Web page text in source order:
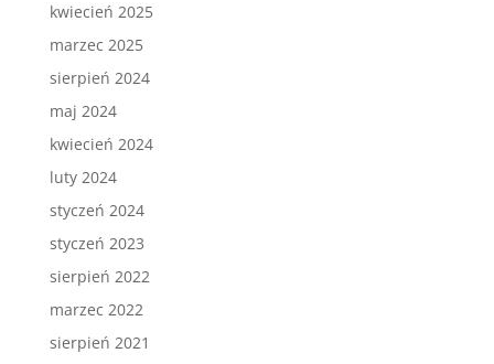
kwiecień 2025
marzec 2025
sierpień 2024
maj 2024
kwiecień 2024
luty 2024
styczeń 2024
styczeń 2023
sierpień 2022
marzec 2022
sierpień 2021